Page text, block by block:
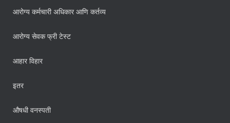
आरोग्य कर्मचारी अधिकार आणि कर्तव्य
आरोग्य सेवक फ्री टेस्ट
आहार विहार
इतर
औषधी वनस्पती